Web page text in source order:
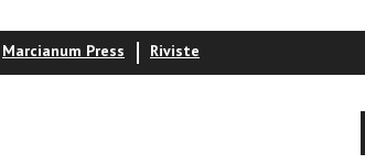
Marcianum Press Riviste